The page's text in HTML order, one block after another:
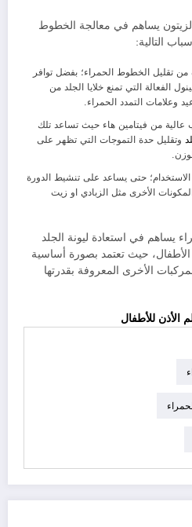
يساهم في معالجة الخطوط
التالية:
من تقليل الخطوط الحمراء؛ بفضل توافر
الفعالة التي تمنع خلايا الجلد من
وعلامات التمدد الحمراء.
عالية من فيتامين هاء حيث تساعد تلك
وتقليل حدة التموجات التي تظهر على
حتى يساعد على تنشيط الدورة
الأخرى مثل الزبادي او زيت
يساهم في استعادة ليونة الجلد
حيث تعتمد بصورة أساسية
الأخرى المعروفة بقدرتها
للأطفال